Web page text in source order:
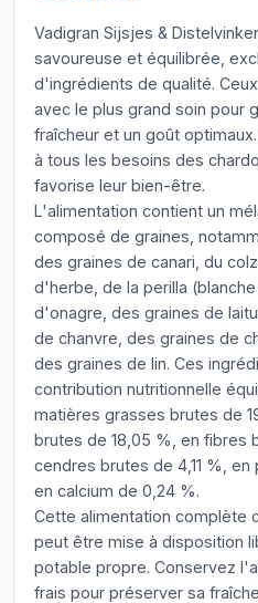
Vadigran Sijsjes &
savoureuse et équilibrée,
d'ingrédients de qualité.
avec le plus grand soin pour
fraîcheur et un goût
à tous les besoins des
favorise leur bien-être.
L'alimentation contient un
composé de graines,
des graines de canari, du
d'herbe, de la perilla
d'onagre, des graines de
de chanvre, des graines de
des graines de lin. Ces
contribution nutritionnelle
matières grasses brutes de
brutes de 18,05 %, en fibres
cendres brutes de 4,11 %,
en calcium de 0,24 %.
Cette alimentation complète
peut être mise à disposition
potable propre. Conservez
frais pour préserver sa